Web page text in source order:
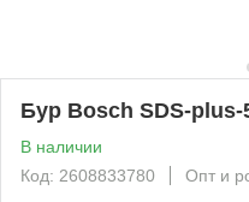
Бур Bosch SDS-
В наличии
Код: 2608833780
Опт и